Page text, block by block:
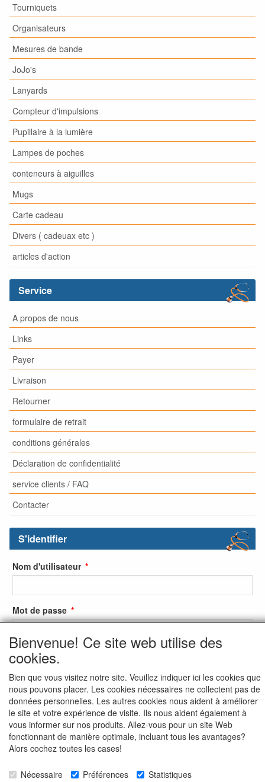
Tourniquets
Organisateurs
Mesures de bande
JoJo's
Lanyards
Compteur d'impulsions
Pupillaire à la lumière
Lampes de poches
conteneurs à aiguilles
Mugs
Carte cadeau
Divers ( cadeuax etc )
articles d'action
Service
A propos de nous
Links
Payer
Livraison
Retourner
formulaire de retrait
conditions générales
Déclaration de confidentialité
service clients / FAQ
Contacter
S'identifier
Nom d'utilisateur
Mot de passe
S'inscrire
Mot de passe oublié ?
Bienvenue! Ce site web utilise des
cookies.
Bien que vous visitez notre site. Veuillez indiquer ici les cookies que
nous pouvons placer. Les cookies nécessaires ne collectent pas de
données personnelles. Les autres cookies nous aident à améliorer
le site et votre expérience de visite. Ils nous aident également à
vous informer sur nos produits. Allez-vous pour un site Web
fonctionnant de manière optimale, incluant tous les avantages?
Alors cochez toutes les cases!
Nécessaire Préférences Statistiques